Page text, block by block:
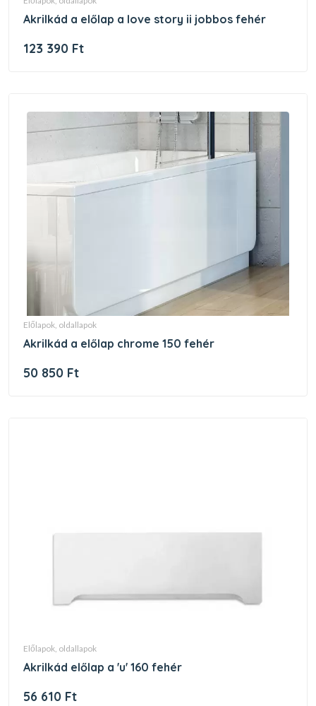
akrilkád a előlap a love story ii jobbos fehér
123 390 Ft
előlapok, oldallapok
akrilkád a előlap chrome 150 fehér
50 850 Ft
előlapok, oldallapok
akrilkád előlap a 'u' 160 fehér
56 610 Ft